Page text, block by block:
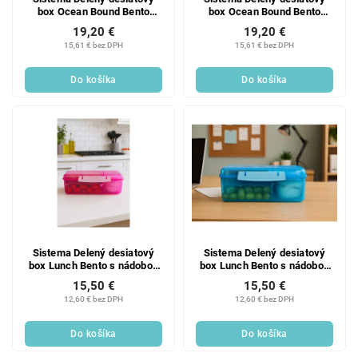
box Ocean Bound Bento
tácky 1,25 l, modrá
15,61 € bez DPH
19,20 €
Do košíka
box Ocean Bound Bento
tácky 1,25 l, mätová
15,61 € bez DPH
19,20 €
Do košíka
Sistema Delený desiatový
box Lunch Bento s nádobou
ružová
12,60 € bez DPH
15,50 €
Do košíka
Sistema Delený desiatový
box Lunch Bento s nádobou
modrá
12,60 € bez DPH
15,50 €
Do košíka